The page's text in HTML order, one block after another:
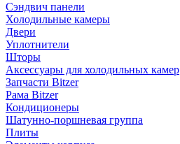
Сэндвич панели
Холодильные камеры
Двери
Уплотнители
Шторы
Аксессуары для холодильных камер
Запчасти Bitzer
Рама Bitzer
Кондиционеры
Шатунно-поршневая группа
Плиты